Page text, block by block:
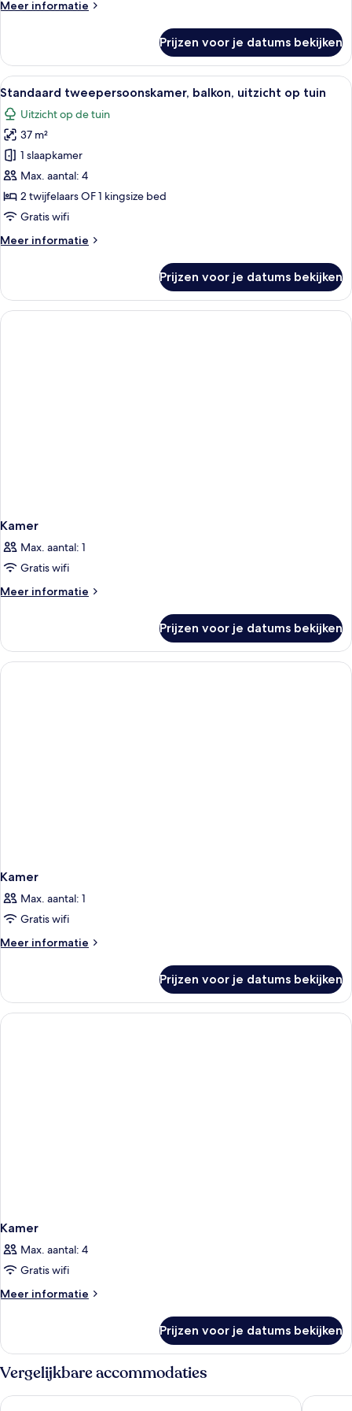
Meer informatie
Meer
suite,
balkon
Prijzen voor je datums bekijken
Alle
foto's
voor
Standaard
tweepersoonskamer,
balkon,
uitzicht
op
laden
Een moderne hotelkamer met een
2
Standaard tweepersoonskamer, balkon, uitzicht op tuin
Uitzicht op de tuin
37 m²
1 slaapkamer
Max. aantal: 4
2 twijfelaars OF 1 kingsize bed
Gratis wifi
Meer informatie
Meer
tweepersoonskamer,
balkon,
uitzicht
Prijzen voor je datums bekijken
Kamer
Max. aantal: 1
Gratis wifi
Meer informatie
Meer
Prijzen voor je datums bekijken
Kamer
Max. aantal: 1
Gratis wifi
Meer informatie
Meer
Prijzen voor je datums bekijken
Kamer
Max. aantal: 4
Gratis wifi
Meer informatie
Meer
Prijzen voor je datums bekijken
Vergelijkbare accommodaties
Hotel Riu Palace Oasis